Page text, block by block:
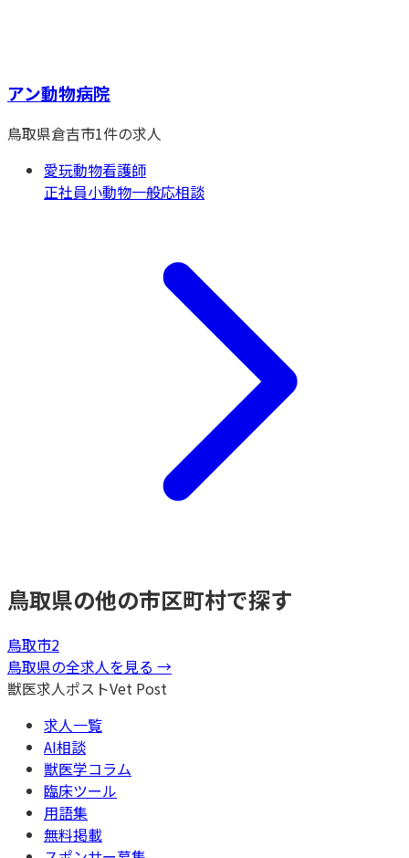
アン動物病院
鳥取県倉吉市1件の求人
愛玩動物看護師
正社員小動物一般応相談
鳥取県の他の市区町村で探す
鳥取市2
鳥取県の全求人を見る →
獣医求人ポストVet Post
求人一覧
AI相談
獣医学コラム
臨床ツール
用語集
無料掲載